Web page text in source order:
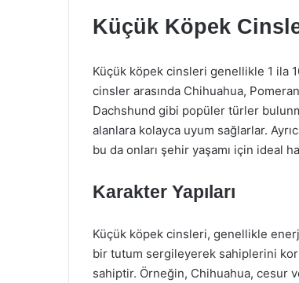
Küçük Köpek
Küçük köpek cinsleri genellikle 1 ila
cinsler arasında Chihuahua,
Dachshund gibi popüler türler
alanlara kolayca uyum sağlarlar.
bu da onları şehir yaşamı için ideal
Karakter Yapıları
Küçük köpek cinsleri, genellikle
bir tutum sergileyerek sahiplerini
sahiptir. Örneğin, Chihuahua, cesur